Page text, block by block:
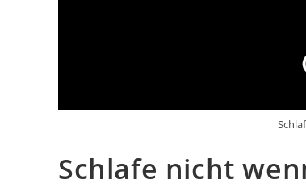
Schlafe nicht